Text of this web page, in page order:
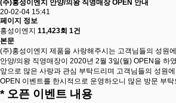
(주)홍성이엔지 안양/의왕 직영매장 OPEN 안내
20-02-04 15:41
페이지 정보
홍성이엔지 11,423회 1건
본문
(주)홍성이엔지 제품을 사랑해주시는 고객님들의 성원
안양/의왕 직영매장이 2020년 2월 3일(월) OPEN을 하
앞으로 많은 사랑과 관심 부탁드리며 고객님들의 성원
OPEN 이벤트를 한시적으로 운영하오니 많은 방문 부
* 오픈 이벤트 내용